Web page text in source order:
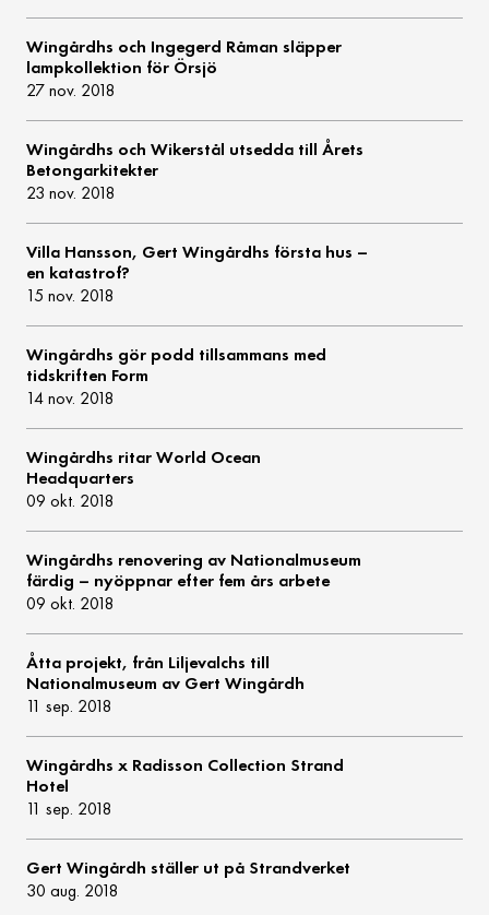
Wingårdhs och Ingegerd Råman släpper
lampkollektion för Örsjö
27 nov. 2018
Wingårdhs och Wikerstål utsedda till Årets
Betongarkitekter
23 nov. 2018
Villa Hansson, Gert Wingårdhs första hus –
en katastrof?
15 nov. 2018
Wingårdhs gör podd tillsammans med
tidskriften Form
14 nov. 2018
Wingårdhs ritar World Ocean
Headquarters
09 okt. 2018
Wingårdhs renovering av Nationalmuseum
färdig – nyöppnar efter fem års arbete
09 okt. 2018
Åtta projekt, från Liljevalchs till
Nationalmuseum av Gert Wingårdh
11 sep. 2018
Wingårdhs x Radisson Collection Strand
Hotel
11 sep. 2018
Gert Wingårdh ställer ut på Strandverket
30 aug. 2018